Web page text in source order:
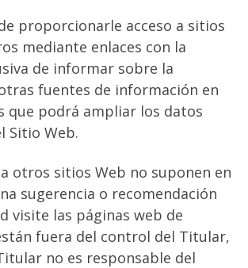
proporcionarle acceso a sitios
mediante enlaces con la
de informar sobre la
fuentes de información en
que podrá ampliar los datos
Sitio Web.
otros sitios Web no suponen en
sugerencia o recomendación
visite las páginas web de
fuera del control del Titular,
no es responsable del